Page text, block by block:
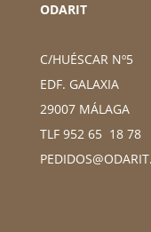
ODARIT
C/HUÉSCAR Nº5
EDF. GALAXIA
29007 MÁLAGA
TLF 952 65 18 78